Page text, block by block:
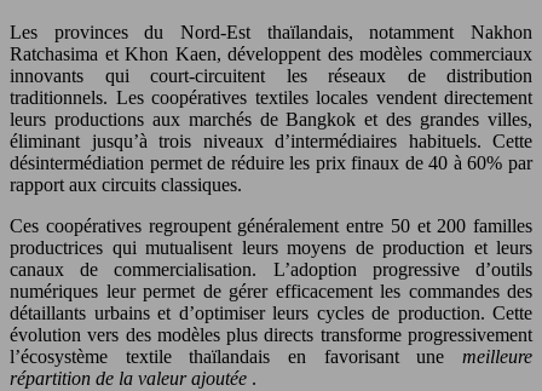
Les provinces du Nord-Est thaïlandais, notamment Nakhon
Ratchasima et Khon Kaen, développent des modèles commerciaux
innovants qui court-circuitent les réseaux de distribution
traditionnels. Les coopératives textiles locales vendent directement
leurs productions aux marchés de Bangkok et des grandes villes,
éliminant jusqu’à trois niveaux d’intermédiaires habituels. Cette
désintermédiation permet de réduire les prix finaux de 40 à 60% par
rapport aux circuits classiques.
Ces coopératives regroupent généralement entre 50 et 200 familles
productrices qui mutualisent leurs moyens de production et leurs
canaux de commercialisation. L’adoption progressive d’outils
numériques leur permet de gérer efficacement les commandes des
détaillants urbains et d’optimiser leurs cycles de production. Cette
évolution vers des modèles plus directs transforme progressivement
l’écosystème textile thaïlandais en favorisant une meilleure
répartition de la valeur ajoutée .